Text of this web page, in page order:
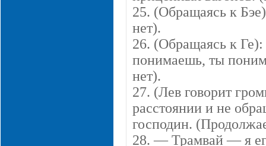
25. (Обращаясь к
нет).
26. (Обращаясь к
понимаешь, ты
нет).
27. (Лев говорит
расстоянии и не
господин.
28. — Трамвай — я